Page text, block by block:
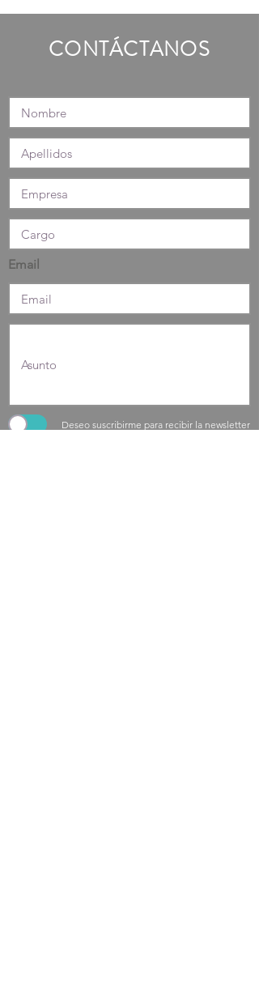
CONTÁCTANOS
Email
Deseo suscribirme para recibir la newsletter